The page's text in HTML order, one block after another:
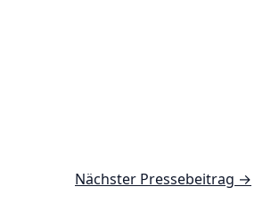
Nächster Pressebeitrag →